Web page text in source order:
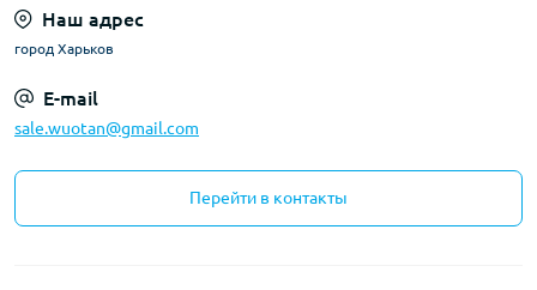
Наш адрес
город Харьков
E-mail
sale.wuotan@gmail.com
Перейти в контакты